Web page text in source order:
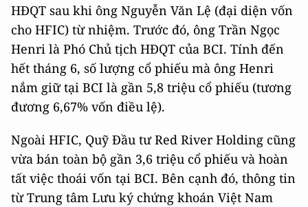
HĐQT sau khi ông Nguyễn Văn Lệ (đại diện vốn
cho HFIC) từ nhiệm. Trước đó, ông Trần Ngọc
Henri là Phó Chủ tịch HĐQT của BCI. Tính đến
hết tháng 6, số lượng cổ phiếu mà ông Henri
nắm giữ tại BCI là gần 5,8 triệu cổ phiếu (tương
đương 6,67% vốn điều lệ).
Ngoài HFIC, Quỹ Đầu tư Red River Holding cũng
vừa bán toàn bộ gần 3,6 triệu cổ phiếu và hoàn
tất việc thoái vốn tại BCI. Bên cạnh đó, thông tin
từ Trung tâm Lưu ký chứng khoán Việt Nam